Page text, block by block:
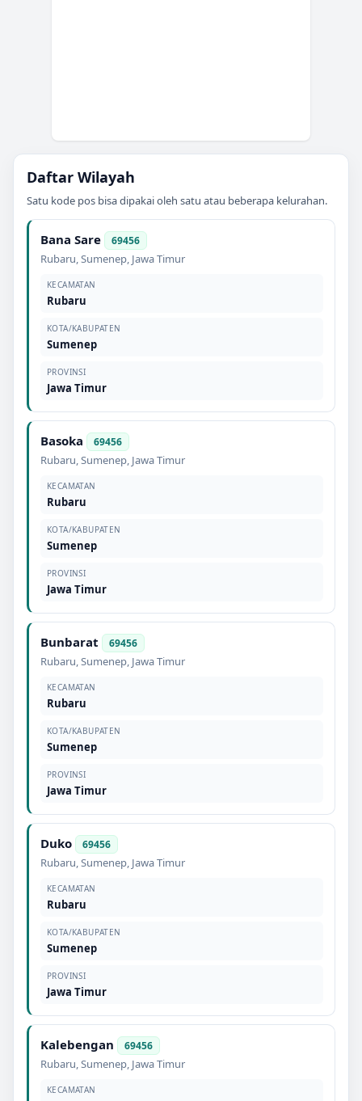
Daftar Wilayah
Satu kode pos bisa dipakai oleh satu atau beberapa kelurahan.
Bana Sare 69456
Rubaru,Sumenep, Jawa Timur
KECAMATAN
Rubaru
KOTA/KABUPATEN
Sumenep
PROVINSI
Jawa Timur
Basoka 69456
Rubaru,Sumenep, Jawa Timur
KECAMATAN
Rubaru
KOTA/KABUPATEN
Sumenep
PROVINSI
Jawa Timur
Bunbarat 69456
Rubaru,Sumenep, Jawa Timur
KECAMATAN
Rubaru
KOTA/KABUPATEN
Sumenep
PROVINSI
Jawa Timur
Duko 69456
Rubaru,Sumenep, Jawa Timur
KECAMATAN
Rubaru
KOTA/KABUPATEN
Sumenep
PROVINSI
Jawa Timur
Kalebengan 69456
Rubaru,Sumenep, Jawa Timur
KECAMATAN